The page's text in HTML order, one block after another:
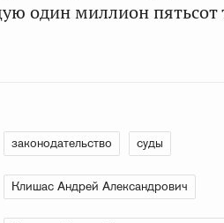
один миллион пятьсот
законодательство суды
Клишас Андрей Александрович